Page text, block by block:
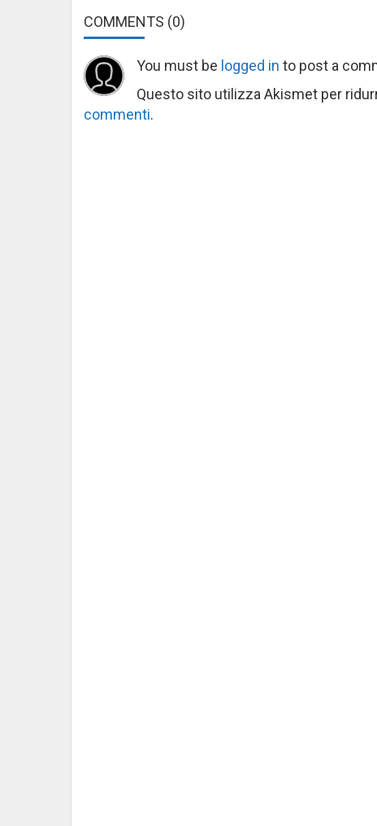
COMMENTS (0)
You must be logged in to post a
Questo sito utilizza Akismet per
commenti.